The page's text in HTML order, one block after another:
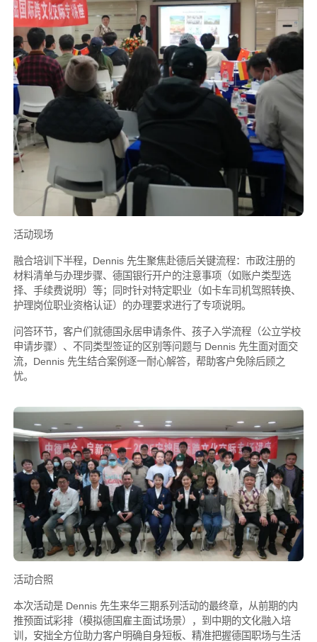
活动现场
融合培训下半程，Dennis 先生聚焦赴德后关键流程：市政注册的
材料清单与办理步骤、德国银行开户的注意事项（如账户类型选
择、手续费说明）等；同时针对特定职业（如卡车司机驾照转换、
护理岗位职业资格认证）的办理要求进行了专项说明。
问答环节，客户们就德国永居申请条件、孩子入学流程（公立学校
申请步骤）、不同类型签证的区别等问题与 Dennis 先生面对面交
流，Dennis 先生结合案例逐一耐心解答，帮助客户免除后顾之
忧。
活动合照
本次活动是 Dennis 先生来华三期系列活动的最终章，从前期的内
推预面试彩排（模拟德国雇主面试场景），到中期的文化融入培
训，安拙全方位助力客户明确自身短板、精准把握德国职场与生活